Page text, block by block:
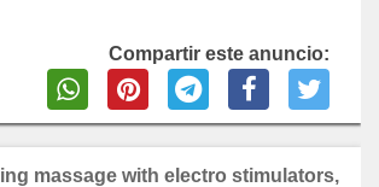
Compartir este anuncio:
massage with electro stimulators,